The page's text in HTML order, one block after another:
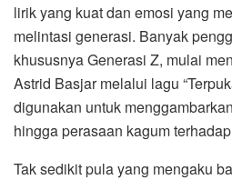
lirik yang kuat dan emosi yang
melintasi generasi. Banyak
khususnya Generasi Z, mulai
Astrid Basjar melalui lagu
digunakan untuk
hingga perasaan kagum
Tak sedikit pula yang mengaku